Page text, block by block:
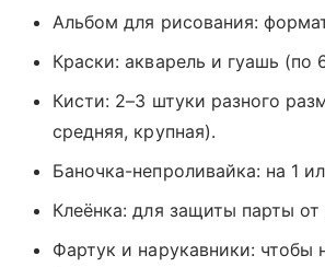
Альбом для рисования:
Краски: акварель и гуашь (по
Кисти: 2–3 штуки разного
средняя, крупная).
Баночка-непроливайка: на 1
Клеёнка: для защиты парты от
Фартук и нарукавники: чтобы